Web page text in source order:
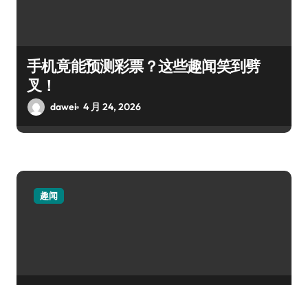
手机竟能预测彩票？这些趣闻笑到劈
叉！
dawei 4 月 24, 2026
趣闻